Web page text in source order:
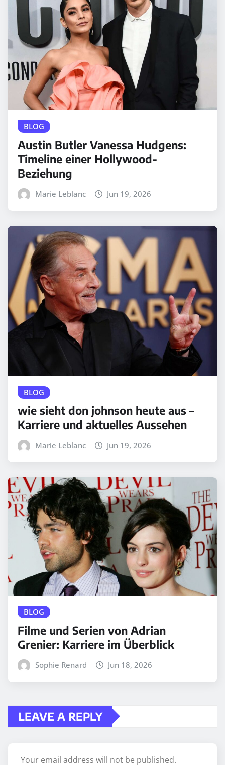
BLOG
Austin Butler Vanessa Hudgens:
Timeline einer Hollywood-
Beziehung
Marie Leblanc Jun 19, 2026
BLOG
wie sieht don johnson heute aus –
Karriere und aktuelles Aussehen
Marie Leblanc Jun 19, 2026
BLOG
Filme und Serien von Adrian
Grenier: Karriere im Überblick
Sophie Renard Jun 18, 2026
LEAVE A REPLY
Your email address will not be published.